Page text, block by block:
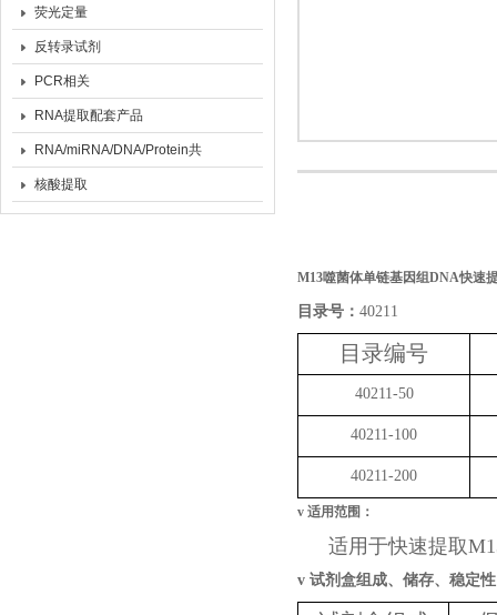
荧光定量
反转录试剂
PCR相关
RNA提取配套产品
RNA/miRNA/DNA/Protein共
提取
核酸提取
M13噬菌体单链基因组DNA快速
目录号： 40211
目录编号
40211-50
40211-100
40211-200
v 适用范围：
适用于快速提取
v 试剂盒组成、储存、稳定